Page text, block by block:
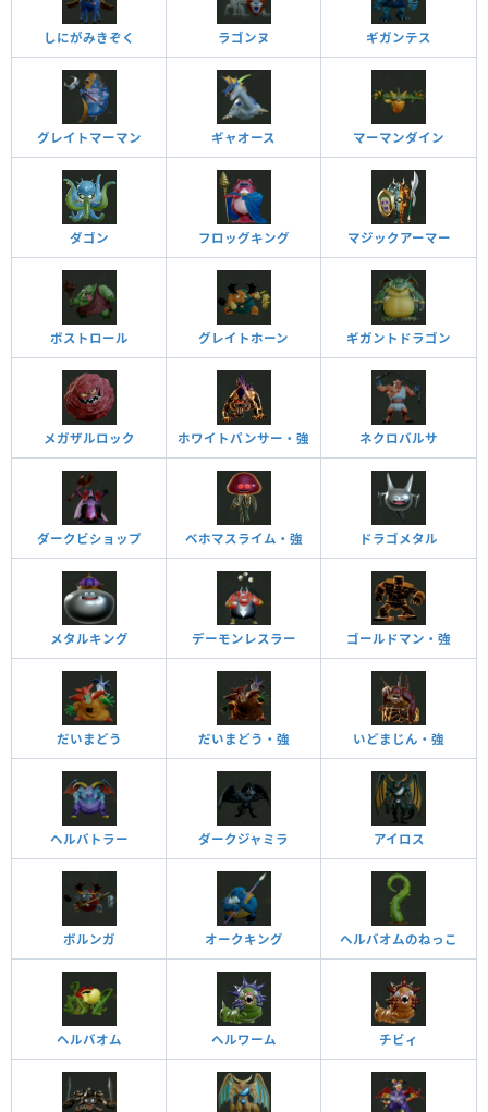
しにがみきぞく ラゴンヌ ギガンテス
グレイトマーマン ギャオース マーマンダイン
ダゴン フロッグキング マジックアーマー
ボストロール グレイトホーン ギガントドラゴン
メガザルロック ホワイトパンサー・強 ネクロバルサ
ダークビショップ ベホマスライム・強 ドラゴメタル
メタルキング デーモンレスラー ゴールドマン・強
だいまどう だいまどう・強 いどまじん・強
ヘルバトラー ダークジャミラ アイロス
ボルンガ オークキング ヘルバオムのねっこ
ヘルバオム ヘルワーム チビィ